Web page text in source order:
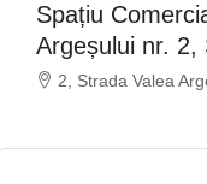
Spațiu
Argeșului nr. 2,
2, Strada Valea Argeșului,